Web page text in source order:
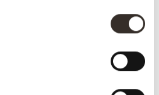
mangler ben til, har vi med stor
kommer til at stå lige som du